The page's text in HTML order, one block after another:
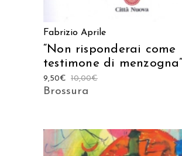
Fabrizio Aprile
“Non risponderai come
testimone di menzogna”
10,00€
9,50€
Brossura